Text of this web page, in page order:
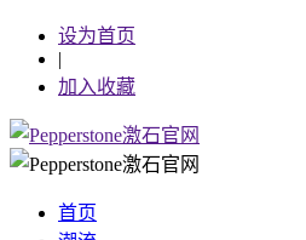
设为首页
|
加入收藏
首页